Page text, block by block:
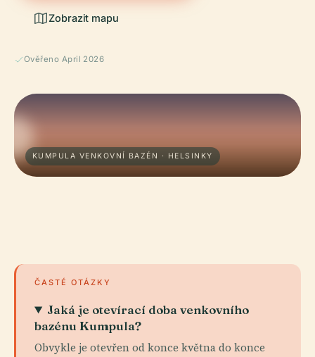
Zobrazit mapu
Ověřeno April 2026
KUMPULA VENKOVNÍ BAZÉN · HELSINKY
ČASTÉ OTÁZKY
Jaká je otevírací doba venkovního
bazénu Kumpula?
Obvykle je otevřen od konce května do konce